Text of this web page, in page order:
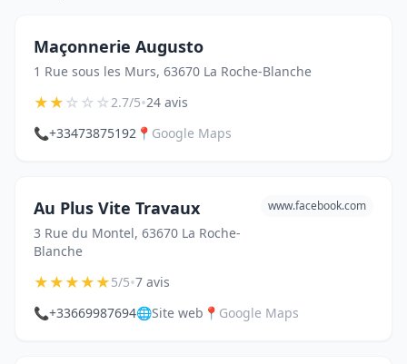
Maçonnerie Augusto
1 Rue sous les Murs, 63670 La Roche-Blanche
★★☆☆☆2.7/5•24 avis
📞+33473875192 📍 Google Maps
Au Plus Vite Travaux
3 Rue du Montel, 63670 La Roche-
Blanche
www.facebook.com
★★★★★5/5•7 avis
📞+33669987694🌐Site web 📍 Google Maps